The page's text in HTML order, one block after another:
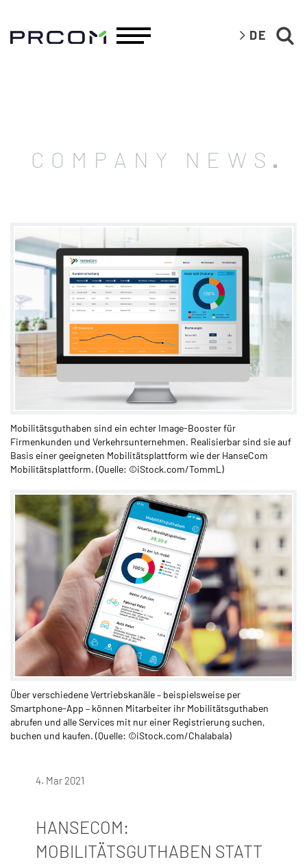
DE
COMPANY NEWS
Mobilitätsguthaben sind ein echter Image-Booster für
Firmenkunden und Verkehrsunternehmen. Realisierbar sind sie auf
Basis einer geeigneten Mobilitätsplattform wie der HanseCom
Mobilitätsplattform. (Quelle: ©iStock.com/TommL)
Über verschiedene Vertriebskanäle – beispielsweise per
Smartphone-App – können Mitarbeiter ihr Mobilitätsguthaben
abrufen und alle Services mit nur einer Registrierung suchen,
buchen und kaufen. (Quelle: ©iStock.com/Chalabala)
4. Mar 2021
HANSECOM:
MOBILITÄTSGUTHABEN STATT